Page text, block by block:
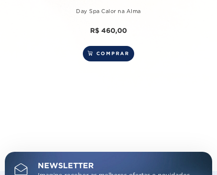
Day Spa Calor na Alma
R$ 460,00
COMPRAR
NEWSLETTER